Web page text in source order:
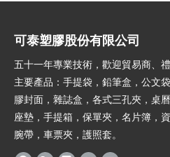
可泰塑膠股份有限公司
五十一年專業技術，歡迎貿易商、
主要產品：手提袋，鉛筆盒，公文
膠封面，雜誌盒，各式三孔夾，桌
座墊，手提箱，保單夾，名片簿，
腕帶，車票夾，護照套。